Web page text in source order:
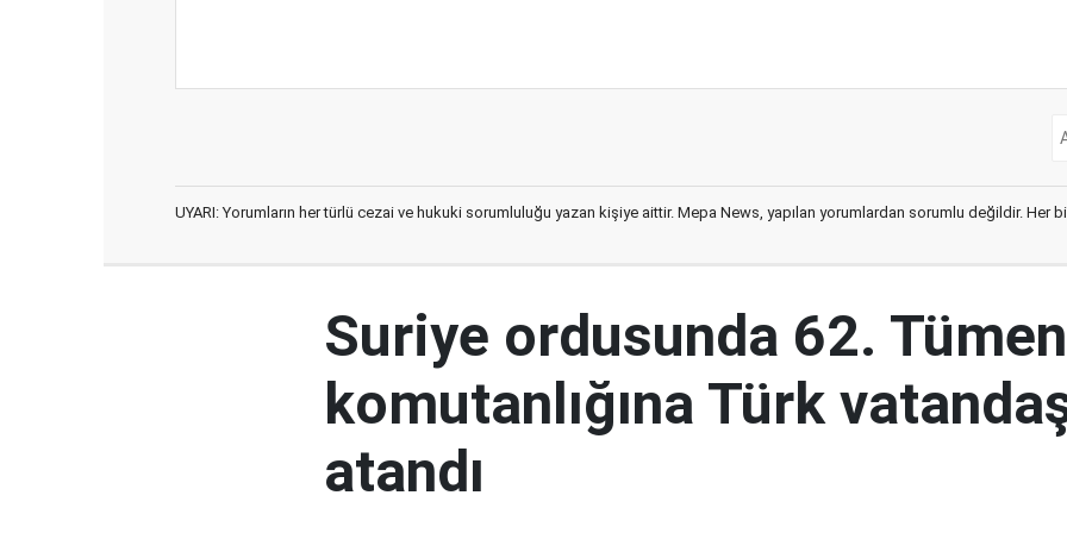
UYARI: Yorumların her türlü cezai ve hukuki sorumluluğu yazan kişiye aittir. Mepa News, yapılan yorumlardan sorumlu değildir. Her
Suriye ordusunda 62. Tümen
komutanlığına Türk
atandı